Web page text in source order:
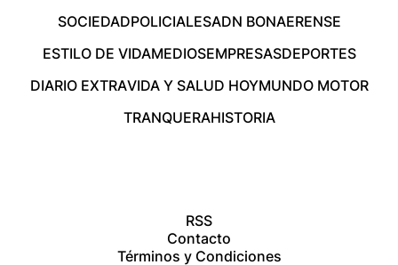
SOCIEDADPOLICIALESADN BONAERENSE
ESTILO DE VIDAMEDIOSEMPRESASDEPORTES
DIARIO EXTRAVIDA Y SALUD HOYMUNDO MOTOR
TRANQUERAHISTORIA
RSS
Contacto
Términos y Condiciones